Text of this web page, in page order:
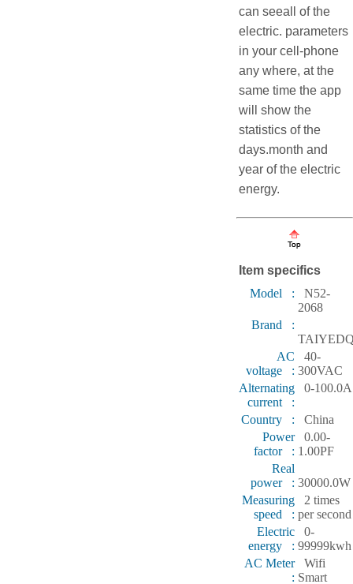
can seeall of the
electric. parameters
in your cell-phone
any where, at the
same time the app
will show the
statistics of the
days.month and
year of the electric
energy.
Item specifics
Model :
N52-
2068
Brand :
AC
voltage :
40-
300VAC
Alternating
current :
0-100.0A
Country :
China
Power
factor :
0.00-
1.00PF
Real
power : 30000.0W
Measuring
speed :
2 times
per second
Electric
energy :
0-
99999kwh
AC Meter
:
Wifi
Smart